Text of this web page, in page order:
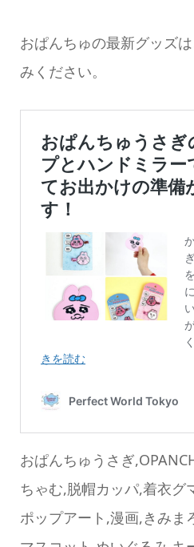
おぱんちゅの最新グッズ
みください。
おぱんちゅうさぎ
ちゃむ,脱帽カッパ,着衣グ
ポップアート,漫画,きみま